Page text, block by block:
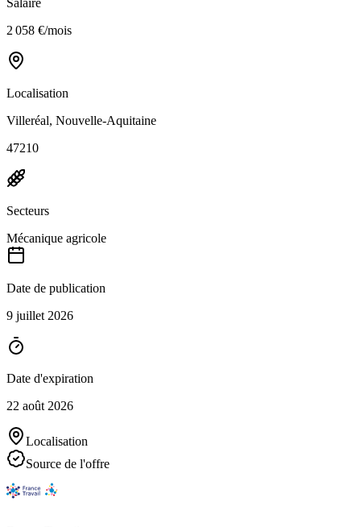
Salaire
2 058 €/mois
Localisation
Villeréal, Nouvelle-Aquitaine
47210
Secteurs
Mécanique agricole
Date de publication
9 juillet 2026
Date d'expiration
22 août 2026
Localisation
Source de l'offre